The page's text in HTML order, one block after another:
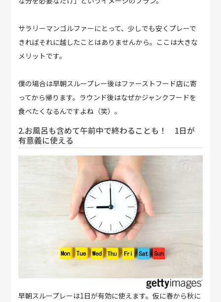
サラリーマンゴルファーにとって、少しでも安くプレーで
きればそれに越したことはありませんから。ここは大きな
メリットです。
僕の場合は早朝スループレー後はファーストフード店に寄
ってから帰ります。ラウンド後はなぜかジャンクフードを
食べたくなるんですよね（笑）。
2.お風呂も含めて午前中で終わることも！ 1日が
有意義に使える
早朝スループレーは1日が有効に使えます。仮に春から秋に